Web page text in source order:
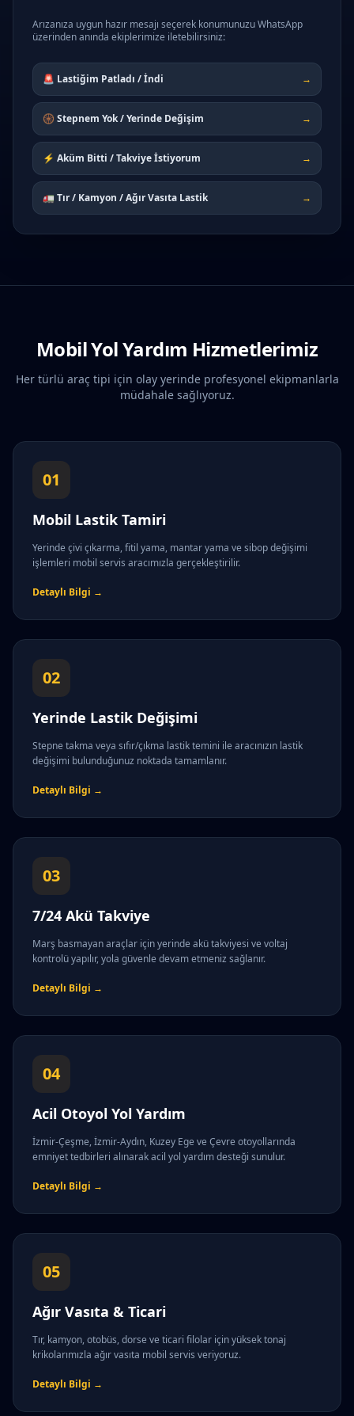
Arızanıza uygun hazır mesajı seçerek konumunuzu WhatsApp
üzerinden anında ekiplerimize iletebilirsiniz:
🚨 Lastiğim Patladı / İndi →
🛞 Stepnem Yok / Yerinde Değişim →
⚡ Aküm Bitti / Takviye İstiyorum →
🚛 Tır / Kamyon / Ağır Vasıta Lastik →
Mobil Yol Yardım Hizmetlerimiz
Her türlü araç tipi için olay yerinde profesyonel ekipmanlarla
müdahale sağlıyoruz.
01
Mobil Lastik Tamiri
Yerinde çivi çıkarma, fitil yama, mantar yama ve sibop değişimi
işlemleri mobil servis aracımızla gerçekleştirilir.
Detaylı Bilgi →
02
Yerinde Lastik Değişimi
Stepne takma veya sıfır/çıkma lastik temini ile aracınızın lastik
değişimi bulunduğunuz noktada tamamlanır.
Detaylı Bilgi →
03
7/24 Akü Takviye
Marş basmayan araçlar için yerinde akü takviyesi ve voltaj
kontrolü yapılır, yola güvenle devam etmeniz sağlanır.
Detaylı Bilgi →
04
Acil Otoyol Yol Yardım
İzmir-Çeşme, İzmir-Aydın, Kuzey Ege ve Çevre otoyollarında
emniyet tedbirleri alınarak acil yol yardım desteği sunulur.
Detaylı Bilgi →
05
Ağır Vasıta & Ticari
Tır, kamyon, otobüs, dorse ve ticari filolar için yüksek tonaj
krikolarımızla ağır vasıta mobil servis veriyoruz.
Detaylı Bilgi →